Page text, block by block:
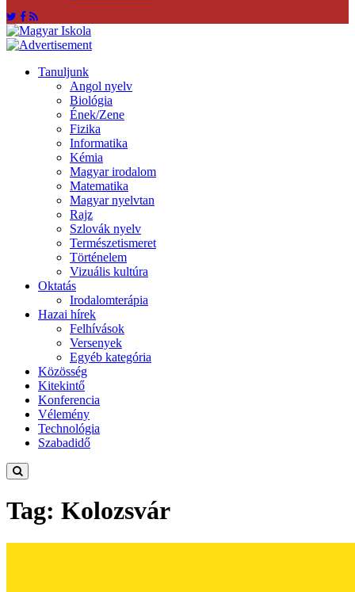
Tanuljunk
Angol nyelv
Biológia
Ének/Zene
Fizika
Informatika
Kémia
Magyar irodalom
Matematika
Magyar nyelvtan
Rajz
Szlovák nyelv
Természetismeret
Történelem
Vizuális kultúra
Oktatás
Irodalomterápia
Hazai hírek
Felhívások
Versenyek
Egyéb kategória
Közösség
Kitekintő
Konferencia
Vélemény
Technológia
Szabadidő
Tag: Kolozsvár